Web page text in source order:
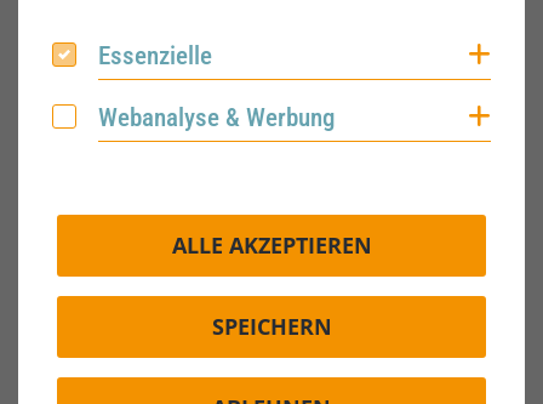
Inhalt
Product Lifecycle Management
WEITERLESEN
Essenzielle
Essenzielle
Webanalyse & Werbung
Webanalyse & Werbung
ALLE AKZEPTIEREN
SPEICHERN